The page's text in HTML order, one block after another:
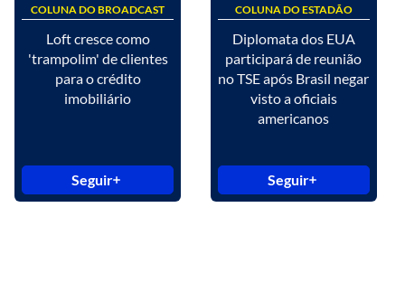
COLUNA DO BROADCAST
Loft cresce como
'trampolim' de clientes
para o crédito
imobiliário
Seguir
COLUNA DO ESTADÃO
Diplomata dos EUA
participará de reunião
no TSE após Brasil negar
visto a oficiais
americanos
Seguir